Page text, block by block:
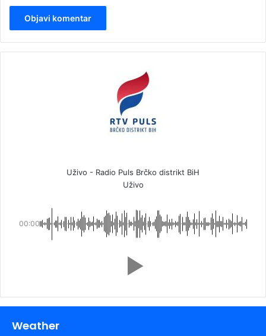
Uživo - Radio Puls Brčko distrikt BiH
Uživo
00:00
Weather